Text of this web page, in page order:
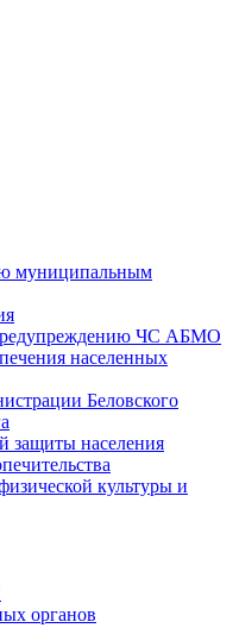
муниципальным
ЧС АБМО
населенных
Беловского
защиты населения
культуры и
органов